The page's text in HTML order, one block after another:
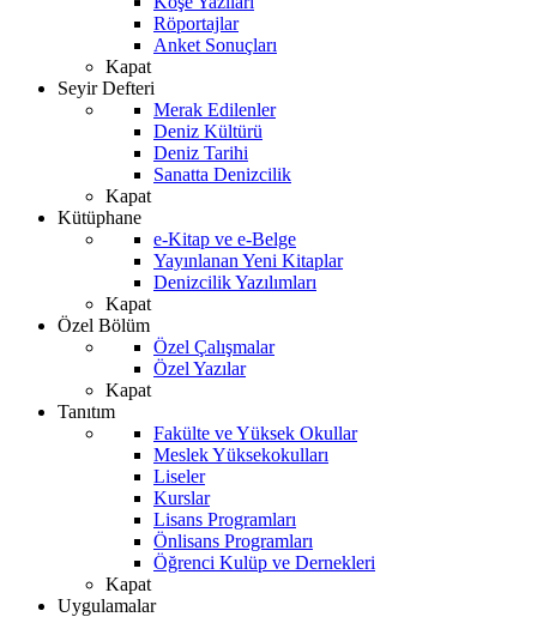
Röportajlar
Anket Sonuçları
Kapat
Seyir Defteri
Merak Edilenler
Deniz Kültürü
Deniz Tarihi
Sanatta Denizcilik
Kapat
Kütüphane
e-Kitap ve e-Belge
Yayınlanan Yeni Kitaplar
Denizcilik Yazılımları
Kapat
Özel Bölüm
Özel Çalışmalar
Özel Yazılar
Kapat
Tanıtım
Fakülte ve Yüksek Okullar
Meslek Yüksekokulları
Liseler
Kurslar
Lisans Programları
Önlisans Programları
Öğrenci Kulüp ve Dernekleri
Kapat
Uygulamalar